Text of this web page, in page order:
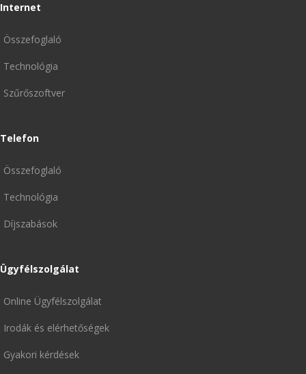
Internet
Összefoglaló
Technológia
Szűrőszoftver
Telefon
Összefoglaló
Technológia
Díjszabások
Ügyfélszolgálat
Online Ügyfélszolgálat
Irodák és elérhetőségek
Gyakori kérdések